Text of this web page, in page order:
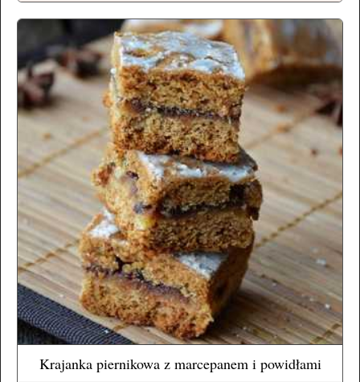
Krajanka piernikowa z marcepanem i powidłami